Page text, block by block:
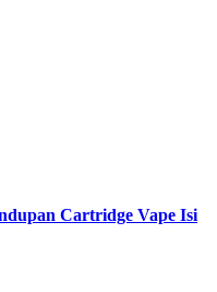
Cartridge Vape Isi